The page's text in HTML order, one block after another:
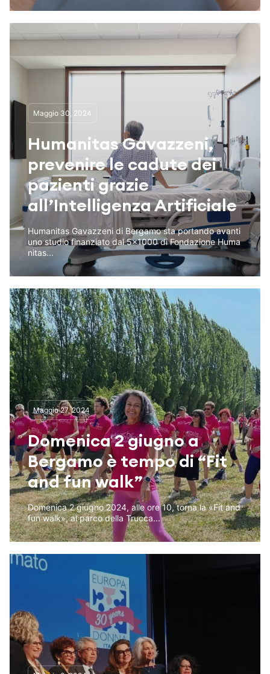
Maggio 30, 2024
Humanitas Gavazzeni,
prevenire le cadute dei
pazienti grazie
all’Intelligenza Artificiale
Humanitas Gavazzeni di Bergamo sta portando avanti
uno studio finanziato dal 5x1000 di Fondazione Huma
nitas...
Maggio 27, 2024
Domenica 2 giugno a
Bergamo è tempo di “Fit
and fun walk”
Domenica 2 giugno 2024, alle ore 10, torna la «Fit and
fun walk», al parco della Trucca...